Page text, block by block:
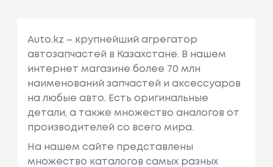
Auto.kz – крупнейший агрегатор
автозапчастей в Казахстане. В нашем
интернет магазине более 70 млн
наименований запчастей и аксессуаров
на любые авто. Есть оригинальные
детали, а также множество аналогов от
производителей со всего мира.
На нашем сайте представлены
множество каталогов самых разных